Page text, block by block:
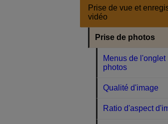
Prise de vue et
vidéo
Prise de photos
Menus de l'onglet
photos
Qualité d'image
Ratio d'aspect